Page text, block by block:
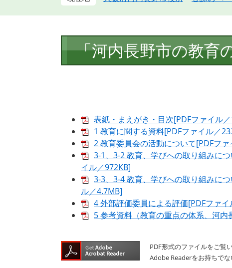
文
「河内長野市の教
表紙・まえがき・目次[PDFファイル
1 教育に関する資料[PDFファイル／
2 教育委員会の活動について[PDFファ
3-1、3-2 教育、学びへの取り組みに
イル／972KB]
3-3、3-4 教育、学びへの取り組みに
ル／4.7MB]
4 外部評価委員による評価[PDFファイ
5 参考資料（教育の重点の体系、河
PDF形式のファイルをご覧
Adobe Readerをお持ちで